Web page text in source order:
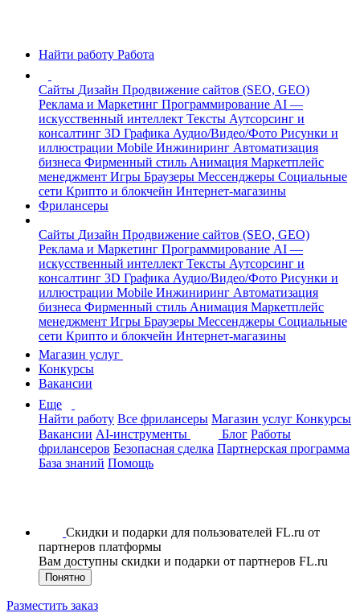
Найти работу Работа
Сайты Дизайн Продвижение сайтов (SEO, GEO)
Реклама и Маркетинг Программирование AI —
искусственный интеллект Тексты Аутсорсинг и
консалтинг 3D Графика Аудио/Видео/Фото Рисунки и
иллюстрации Mobile Инжиниринг Автоматизация
бизнеса Фирменный стиль Анимация Маркетплейс
менеджмент Игры Браузеры Мессенджеры Социальные
сети Крипто и блокчейн Интернет-магазины
Фрилансеры
Сайты Дизайн Продвижение сайтов (SEO, GEO)
Реклама и Маркетинг Программирование AI —
искусственный интеллект Тексты Аутсорсинг и
консалтинг 3D Графика Аудио/Видео/Фото Рисунки и
иллюстрации Mobile Инжиниринг Автоматизация
бизнеса Фирменный стиль Анимация Маркетплейс
менеджмент Игры Браузеры Мессенджеры Социальные
сети Крипто и блокчейн Интернет-магазины
Магазин услуг
Конкурсы
Вакансии
Еще
Найти работу Все фрилансеры Магазин услуг Конкурсы
Вакансии AI-инструменты Блог Работы
фрилансеров Безопасная сделка Партнерская программа
База знаний Помощь
Скидки и подарки для пользователей FL.ru от
партнеров платформы
Вам доступны скидки и подарки от партнеров FL.ru
Понятно
Разместить заказ